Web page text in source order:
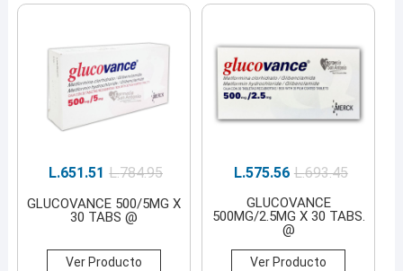
L.784.95
L.651.51
GLUCOVANCE 500/5MG X
30 TABS @
Ver Producto
L.693.45
L.575.56
GLUCOVANCE
500MG/2.5MG X 30 TABS.
@
Ver Producto